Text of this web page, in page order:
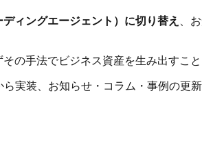
ィングエージェント）に切り替え
、
の手法でビジネス資産を生み出すこ
ら実装、お知らせ・コラム・事例の